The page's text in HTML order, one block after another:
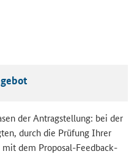
der An­trag­stel­lung: bei der
durch die Prü­fung Ihrer
dem Proposal-​Feedback-